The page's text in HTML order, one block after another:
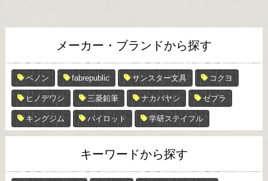
メーカー・ブランドから探す
ペノン fabrepublic サンスター文具 コクヨ
ヒノデワシ 三菱鉛筆 ナカバヤシ ゼブラ
キングジム パイロット 学研ステイフル
キーワードから探す